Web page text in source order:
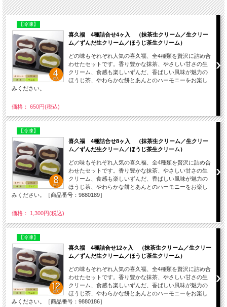
【冷凍】
喜久福 4種詰合せ4ヶ入 （抹茶生クリーム／生クリー
ム／ずんだ生クリーム／ほうじ茶生クリーム）
どの味もそれぞれ人気の喜久福、全4種類を贅沢に詰め合
わせたセットです。香り豊かな抹茶、やさしい甘さの生
クリーム、食感も楽しいずんだ、香ばしい風味が魅力の
ほうじ茶、やわらかな餅とあんとのハーモニーをお楽し
みください。
価格： 650円(税込)
【冷凍】
喜久福 4種詰合せ8ヶ入 （抹茶生クリーム／生クリー
ム／ずんだ生クリーム／ほうじ茶生クリーム）
どの味もそれぞれ人気の喜久福、全4種類を贅沢に詰め合
わせたセットです。香り豊かな抹茶、やさしい甘さの生
クリーム、食感も楽しいずんだ、香ばしい風味が魅力の
ほうじ茶、やわらかな餅とあんとのハーモニーをお楽し
みください。［商品番号：9880189］
価格： 1,300円(税込)
【冷凍】
喜久福 4種詰合せ12ヶ入 （抹茶生クリーム／生クリー
ム／ずんだ生クリーム／ほうじ茶生クリーム）
どの味もそれぞれ人気の喜久福、全4種類を贅沢に詰め合
わせたセットです。香り豊かな抹茶、やさしい甘さの生
クリーム、食感も楽しいずんだ、香ばしい風味が魅力の
ほうじ茶、やわらかな餅とあんとのハーモニーをお楽し
みください。［商品番号：9880186］